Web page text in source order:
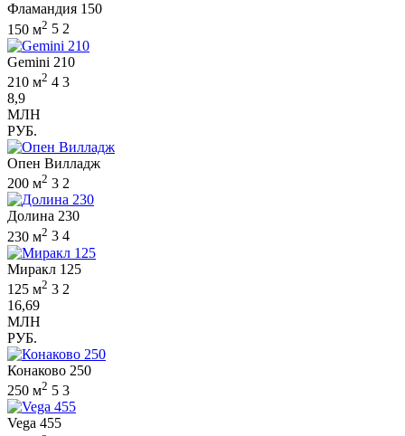
Фламандия 150
150 м2 5 2
Gemini 210
210 м2 4 3
8,9
МЛН
РУБ.
Опен Вилладж
200 м2 3 2
Долина 230
230 м2 3 4
Миракл 125
125 м2 3 2
16,69
МЛН
РУБ.
Конаково 250
250 м2 5 3
Vega 455